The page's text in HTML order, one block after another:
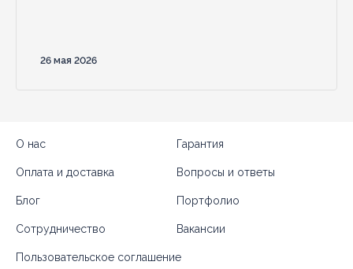
26 мая 2026
О нас Гарантия
Оплата и доставка Вопросы и ответы
Блог Портфолио
Сотрудничество Вакансии
Пользовательское соглашение